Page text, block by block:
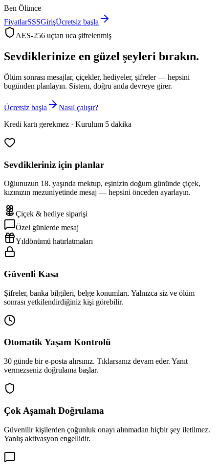
Ben Ölünce
FiyatlarSSSGirişÜcretsiz başla
AES-256 uçtan uca şifrelenmiş
Sevdiklerinize en güzel şeyleri bırakın.
Ölüm sonrası mesajlar, çiçekler, hediyeler, şifreler — hepsini
bugünden planlayın. Sistem, doğru anda devreye girer.
Ücretsiz başla
Nasıl çalışır?
Kredi kartı gerekmez · Kurulum 5 dakika
Sevdikleriniz için planlar
Oğlunuzun 18. yaşında mektup, eşinizin doğum gününde çiçek,
kızınızın mezuniyetinde mesaj — hepsini önceden ayarlayın.
Çiçek & hediye siparişi
Özel günlerde mesaj
Yıldönümü hatırlatmaları
Güvenli Kasa
Şifreler, banka bilgileri, belge konumları. Yalnızca siz ve ölüm
sonrası yetkilendirdiğiniz kişi görebilir.
Otomatik Yaşam Kontrolü
30 günde bir e-posta alırsınız. Tıklarsanız devam eder. Yanıt
vermezseniz doğrulama başlar.
Çok Aşamalı Doğrulama
Güvenilir kişilerden çoğunluk onayı alınmadan hiçbir şey iletilmez.
Yanlış aktivasyon engellidir.